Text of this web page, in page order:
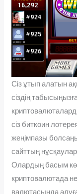
Сіз ұтып алатын
сіздің
сіз биткоин
жеңімпазы
сайттың
Олардың басым
криптовалютада
валютасында